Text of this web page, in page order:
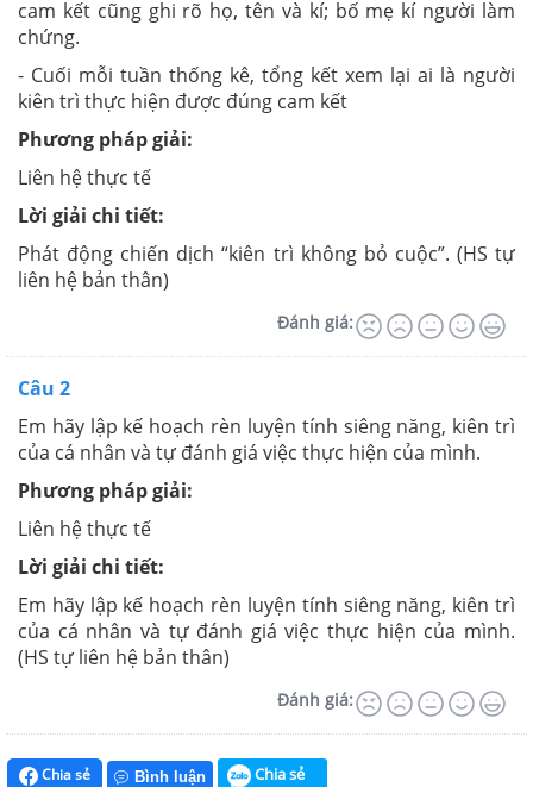
cam kết cũng ghi rõ họ, tên và kí; bố mẹ kí người làm
chứng.
- Cuối mỗi tuần thống kê, tổng kết xem lại ai là người
kiên trì thực hiện được đúng cam kết
Phương pháp giải:
Liên hệ thực tế
Lời giải chi tiết:
Phát động chiến dịch “kiên trì không bỏ cuộc”. (HS tự
liên hệ bản thân)
Đánh giá:
Câu 2
Em hãy lập kế hoạch rèn luyện tính siêng năng, kiên trì
của cá nhân và tự đánh giá việc thực hiện của mình.
Phương pháp giải:
Liên hệ thực tế
Lời giải chi tiết:
Em hãy lập kế hoạch rèn luyện tính siêng năng, kiên trì
của cá nhân và tự đánh giá việc thực hiện của mình.
(HS tự liên hệ bản thân)
Đánh giá:
Chia sẻ Bình luận Chia sẻ